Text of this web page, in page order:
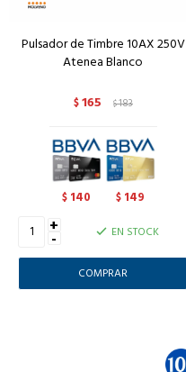
Pulsador de Timbre 10AX 250V
Atenea Blanco
$165 $183
$ 140 $ 149
+
- EN STOCK